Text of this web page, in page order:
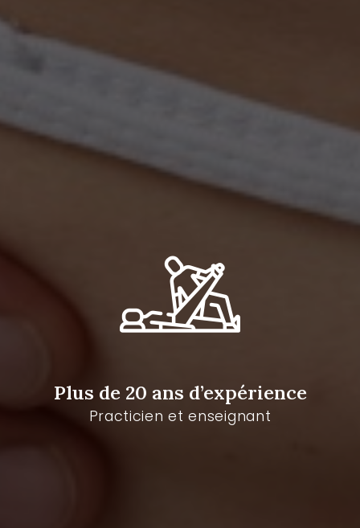
Plus de 20 ans d’expérience
Practicien et enseignant